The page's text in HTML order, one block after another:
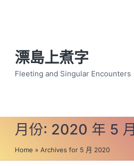
漂島上煮字
Fleeting and Singular Encounters
月份: 2020 年 5 月
Home » Archives for 5 月 2020